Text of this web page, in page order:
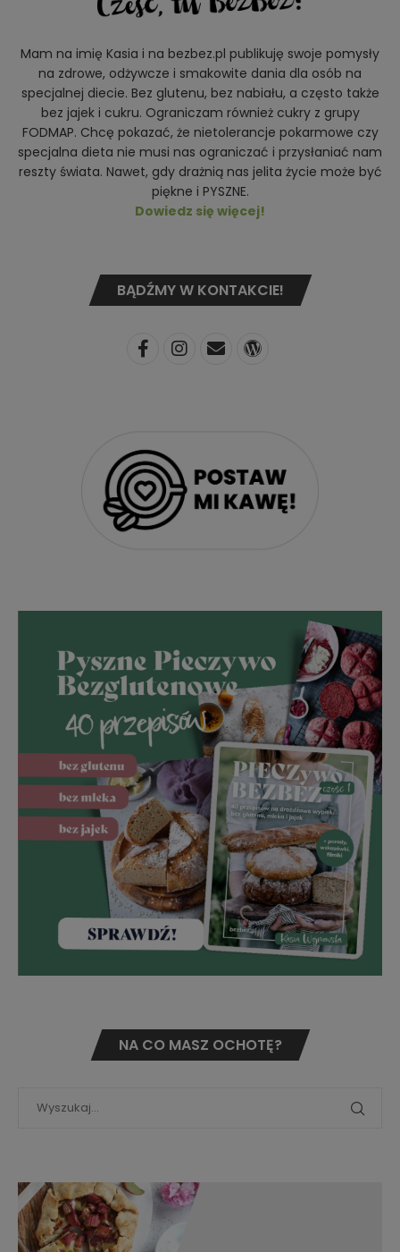
Mam na imię Kasia i na bezbez.pl publikuję swoje pomysły
na zdrowe, odżywcze i smakowite dania dla osób na
specjalnej diecie. Bez glutenu, bez nabiału, a często także
bez jajek i cukru. Ograniczam również cukry z grupy
FODMAP. Chcę pokazać, że nietolerancje pokarmowe czy
specjalna dieta nie musi nas ograniczać i przysłaniać nam
reszty świata. Nawet, gdy drażnią nas jelita życie może być
piękne i PYSZNE.
Dowiedz się więcej!
BĄDŹMY W KONTAKCIE!
NA CO MASZ OCHOTĘ?